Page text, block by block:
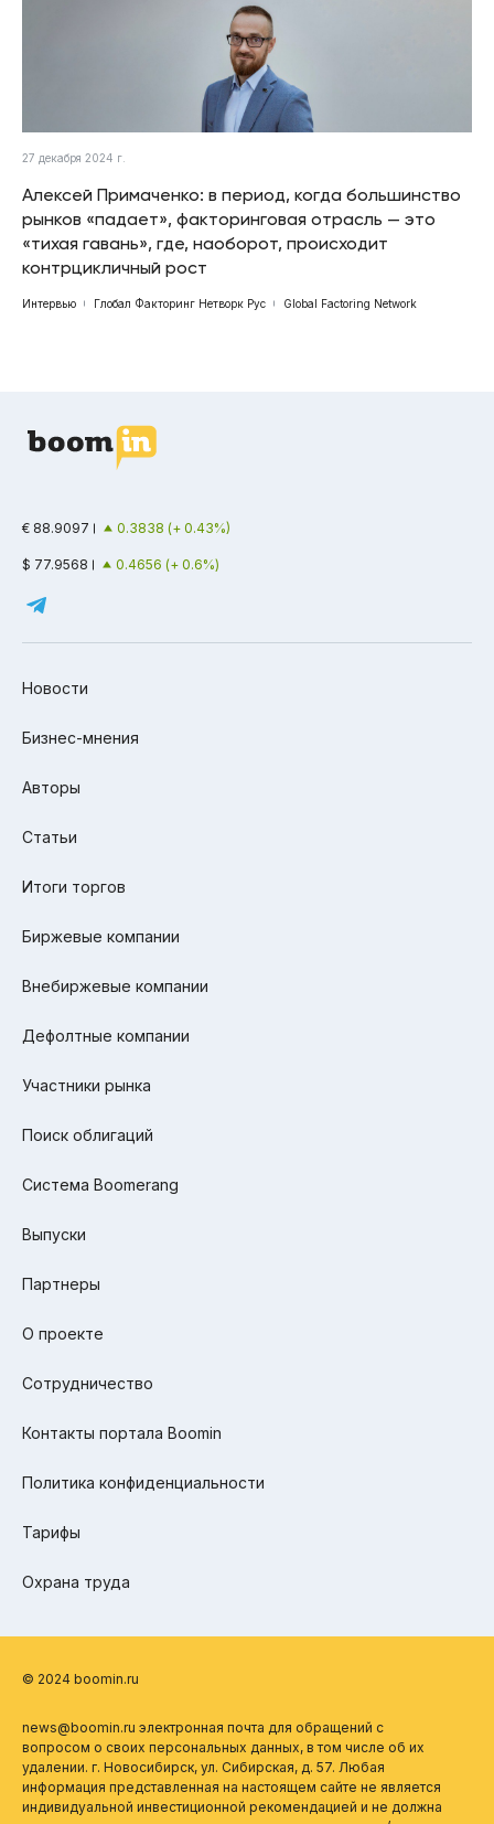
27 декабря 2024 г.
Алексей Примаченко: в период, когда большинство
рынков «падает», факторинговая отрасль — это
«тихая гавань», где, наоборот, происходит
контрцикличный рост
Интервью Глобал Факторинг Нетворк Рус Global Factoring Network
€ 88.9097 0.3838 (+ 0.43%)
$ 77.9568 0.4656 (+ 0.6%)
Новости
Бизнес-мнения
Авторы
Статьи
Итоги торгов
Биржевые компании
Внебиржевые компании
Дефолтные компании
Участники рынка
Поиск облигаций
Система Boomerang
Выпуски
Партнеры
О проекте
Сотрудничество
Контакты портала Boomin
Политика конфиденциальности
Тарифы
Охрана труда
© 2024 boomin.ru
news@boomin.ru электронная почта для обращений с
вопросом о своих персональных данных, в том числе об их
удалении. г. Новосибирск, ул. Сибирская, д. 57. Любая
информация представленная на настоящем сайте не является
индивидуальной инвестиционной рекомендацией и не должна